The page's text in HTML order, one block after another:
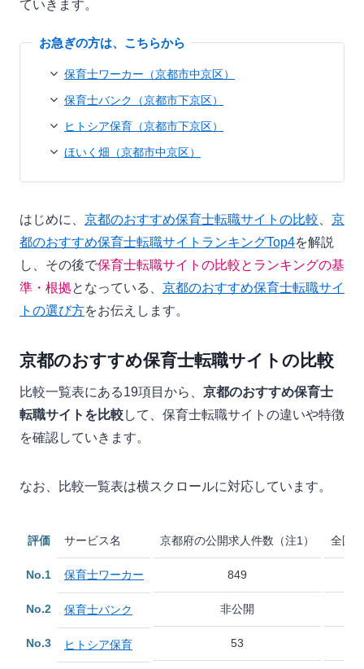
ていきます。
保育士ワーカー（京都市中京区）
保育士バンク（京都市下京区）
ヒトシア保育（京都市下京区）
ほいく畑（京都市中京区）
はじめに、 京都のおすすめ保育士転職サイトの比較
京
都のおすすめ保育士転職サイトランキングTop4を解説
し、その後で保育士転職サイトの比較とランキングの基
準・根拠となっている、 京都のおすすめ保育士転職サイ
トの選び方をお伝えします。
京都のおすすめ保育士転職サイトの比較
比較一覧表にある19項目から、 京都のおすすめ保育士
転職サイトを比較して、保育士転職サイトの違いや特徴
を確認していきます。
なお、比較一覧表は横スクロールに対応しています。
評価
No.1
No.2
No.3
サービス名
保育士ワーカー
保育士バンク
ヒトシア保育
京都府の公開求人件数（注1）
849
非公開
53
全国